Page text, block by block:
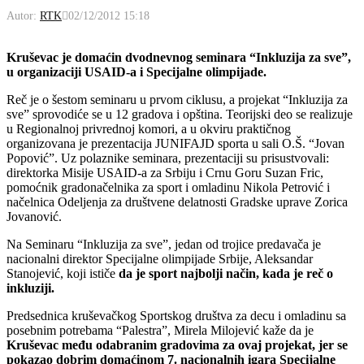
Autor: RTK 02/12/2012 15:18
Kruševac je domaćin dvodnevnog seminara “Inkluzija za sve”,
u organizaciji USAID-a i Specijalne olimpijade.
Reč je o šestom seminaru u prvom ciklusu, a projekat “Inkluzija za
sve” sprovodiće se u 12 gradova i opština. Teorijski deo se realizuje
u Regionalnoj privrednoj komori, a u okviru praktičnog
organizovana je prezentacija JUNIFAJD sporta u sali O.Š. “Jovan
Popović”. Uz polaznike seminara, prezentaciji su prisustvovali:
direktorka Misije USAID-a za Srbiju i Crnu Goru Suzan Fric,
pomoćnik gradonačelnika za sport i omladinu Nikola Petrović i
načelnica Odeljenja za društvene delatnosti Gradske uprave Zorica
Jovanović.
Na Seminaru “Inkluzija za sve”, jedan od trojice predavača je
nacionalni direktor Specijalne olimpijade Srbije, Aleksandar
Stanojević, koji ističe da je sport najbolji način, kada je reč o
inkluziji.
Predsednica kruševačkog Sportskog društva za decu i omladinu sa
posebnim potrebama “Palestra”, Mirela Milojević kaže da je
Kruševac među odabranim gradovima za ovaj projekat, jer se
pokazao dobrim domaćinom 7. nacionalnih igara Specijalne